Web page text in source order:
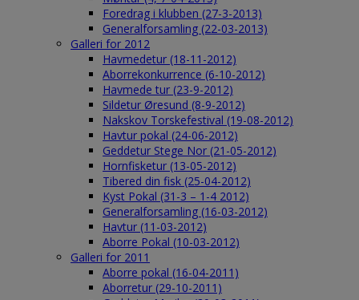
Foredrag i klubben (27-3-2013)
Generalforsamling (22-03-2013)
Galleri for 2012
Havmedetur (18-11-2012)
Aborrekonkurrence (6-10-2012)
Havmede tur (23-9-2012)
Sildetur Øresund (8-9-2012)
Nakskov Torskefestival (19-08-2012)
Havtur pokal (24-06-2012)
Geddetur Stege Nor (21-05-2012)
Hornfisketur (13-05-2012)
Tibered din fisk (25-04-2012)
Kyst Pokal (31-3 – 1-4 2012)
Generalforsamling (16-03-2012)
Havtur (11-03-2012)
Aborre Pokal (10-03-2012)
Galleri for 2011
Aborre pokal (16-04-2011)
Aborretur (29-10-2011)